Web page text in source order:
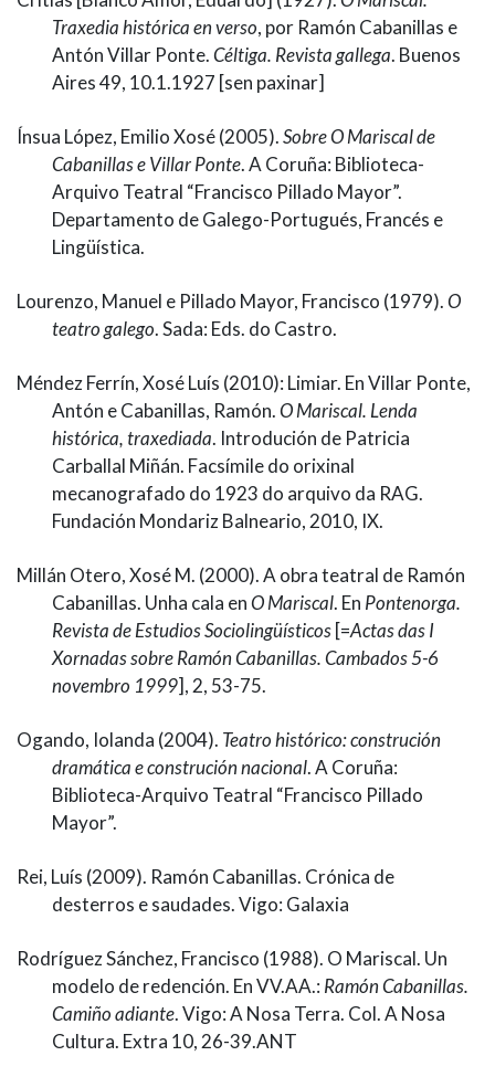
Traxedia histórica en verso, por Ramón Cabanillas e
Antón Villar Ponte.Céltiga. Revista gallega. Buenos
Aires 49, 10.1.1927 [sen paxinar]
Ínsua López, Emilio Xosé (2005).Sobre O Mariscal de
Cabanillas e Villar Ponte. A Coruña: Biblioteca-
Arquivo Teatral “Francisco Pillado Mayor”.
Departamento de Galego-Portugués, Francés e
Lingüística.
Lourenzo, Manuel e Pillado Mayor, Francisco (1979).O
teatro galego. Sada: Eds. do Castro.
Méndez Ferrín, Xosé Luís (2010): Limiar. En Villar Ponte,
Antón e Cabanillas, Ramón.O Mariscal. Lenda
histórica, traxediada. Introdución de Patricia
Carballal Miñán. Facsímile do orixinal
mecanografado do 1923 do arquivo da RAG.
Fundación Mondariz Balneario, 2010, IX.
Millán Otero, Xosé M. (2000). A obra teatral de Ramón
Cabanillas. Unha cala enO Mariscal. En Pontenorga.
Revista de Estudios Sociolingüísticos [=Actas das I
Xornadas sobre Ramón Cabanillas. Cambados 5-6
novembro 1999], 2, 53-75.
Ogando, Iolanda (2004). Teatro histórico: construción
dramática e construción nacional. A Coruña:
Biblioteca-Arquivo Teatral “Francisco Pillado
Mayor”.
Rei, Luís (2009). Ramón Cabanillas. Crónica de
desterros e saudades. Vigo: Galaxia
Rodríguez Sánchez, Francisco (1988). O Mariscal. Un
modelo de redención. En VV.AA.: Ramón Cabanillas.
Camiño adiante. Vigo: A Nosa Terra. Col. A Nosa
Cultura. Extra 10, 26-39.ANT